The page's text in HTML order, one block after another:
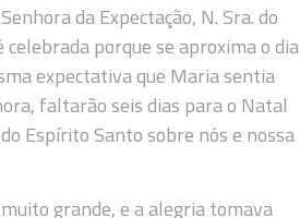
da Expectação, N. Sra. do
porque se aproxima o dia
expectativa que Maria sentia
faltarão seis dias para o Natal
Espírito Santo sobre nós e nossa
grande, e a alegria tomava